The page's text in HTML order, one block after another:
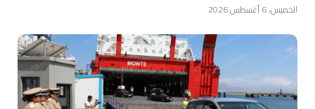
الخميس، 6 أغسطس 2026